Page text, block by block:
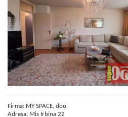
Firma: MY SPACE, doo
Adresa: Mis Irbina 22